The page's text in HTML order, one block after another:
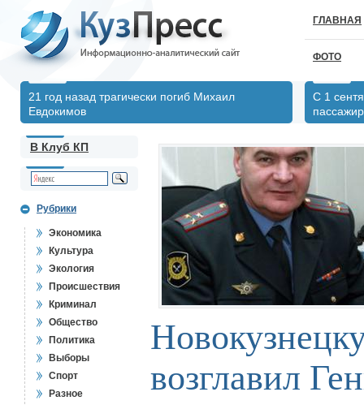
ГЛАВНАЯ
ФОТО
21 год назад трагически погиб Михаил
Евдокимов
С 1
В Клуб КП
Рубрики
Экономика
Культура
Экология
Происшествия
Криминал
Общество
Политика
Выборы
Спорт
Разное
возглавил